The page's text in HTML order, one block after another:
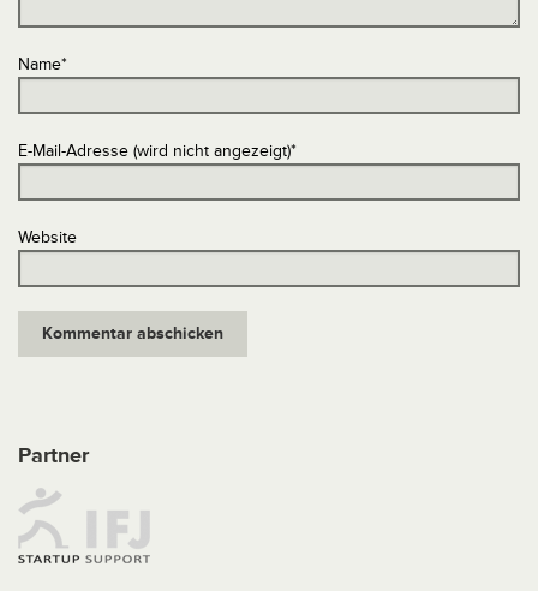
Name*
E-Mail-Adresse (wird nicht angezeigt)*
Website
Partner